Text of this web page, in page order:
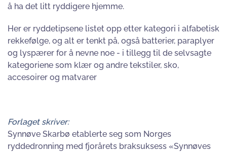
å ha det litt ryddigere hjemme.
Her er ryddetipsene listet opp etter kategori i alfabetisk
rekkefølge, og alt er tenkt på, også batterier, paraplyer
og lyspærer for å nevne noe - i tillegg til de selvsagte
kategoriene som klær og andre tekstiler, sko,
accesoirer og matvarer
Forlaget skriver:
Synnøve Skarbø etablerte seg som Norges
ryddedronning med fjorårets braksuksess «Synnøves